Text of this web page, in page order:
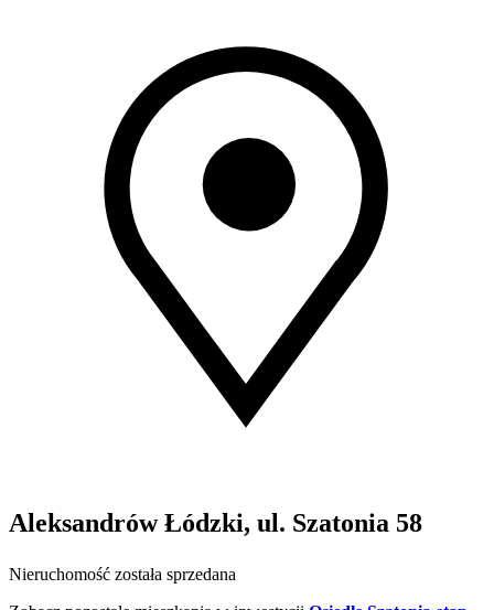
Aleksandrów Łódzki, ul. Szatonia 58
Nieruchomość została sprzedana